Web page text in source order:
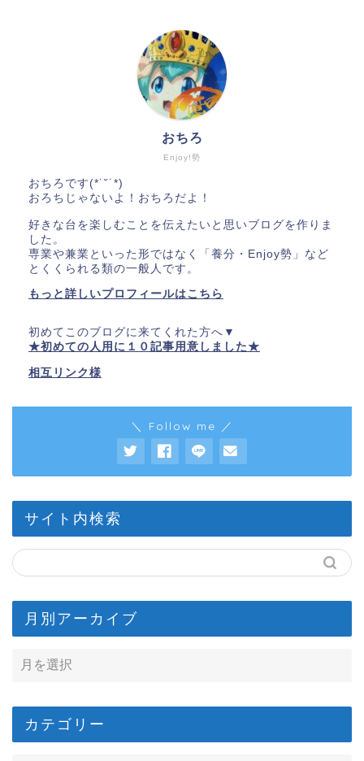
Enjoy!勢
おちろ
おちろです(*˙˘˙*)
おろちじゃないよ！おちろだよ！
好きな台を楽しむことを伝えたいと思いブログを作りま
した。
専業や兼業といった形ではなく「養分・Enjoy勢」など
とくくられる類の一般人です。
もっと詳しいプロフィールはこちら
初めてこのブログに来てくれた方へ▼
★初めての人用に１０記事用意しました★
相互リンク様
＼ Follow me ／
サイト内検索
月別アーカイブ
カテゴリー